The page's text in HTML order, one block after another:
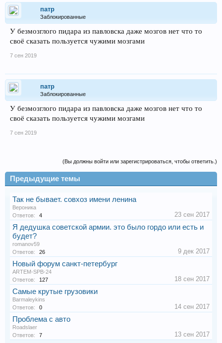
патр
Заблокированные
У безмозглого пидара из павловска даже мозгов нет что то
своё сказать пользуется чужими мозгами
7 сен 2019
патр
Заблокированные
У безмозглого пидара из павловска даже мозгов нет что то
своё сказать пользуется чужими мозгами
7 сен 2019
(Вы должны войти или зарегистрироваться, чтобы ответить.)
Предыдущие темы
Так не бывает. совхоз имени ленина
Веpоника
Ответов:
4 23 сен 2017
Я дедушка советской армии. это было гордо или есть и
будет?
romanov59
Ответов:
26 9 дек 2017
Новый форум санкт-петербург
ARTEM-SPB-24
Ответов:
127 18 сен 2017
Самые крутые грузовики
Barmaleykins
Ответов:
0 14 сен 2017
Проблема с авто
Roadslaer
Ответов:
7 13 сен 2017